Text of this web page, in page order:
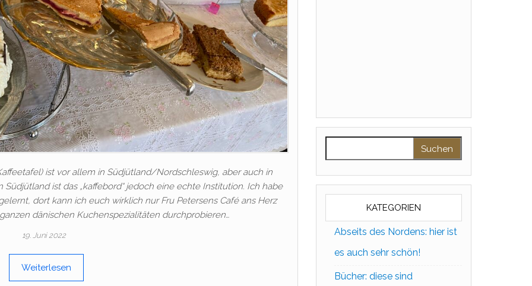
ist vor allem in Südjütland/Nordschleswig, aber auch in
ist das „kaffebord“ jedoch eine echte Institution. Ich habe
dort kann ich euch wirklich nur Fru Petersens Café ans Herz
dänischen Kuchenspezialitäten durchprobieren…
19. Juni 2022
Weiterlesen
KATEGORIEN
Abseits des Nordens: hier ist
es auch sehr schön!
Bücher: diese sind